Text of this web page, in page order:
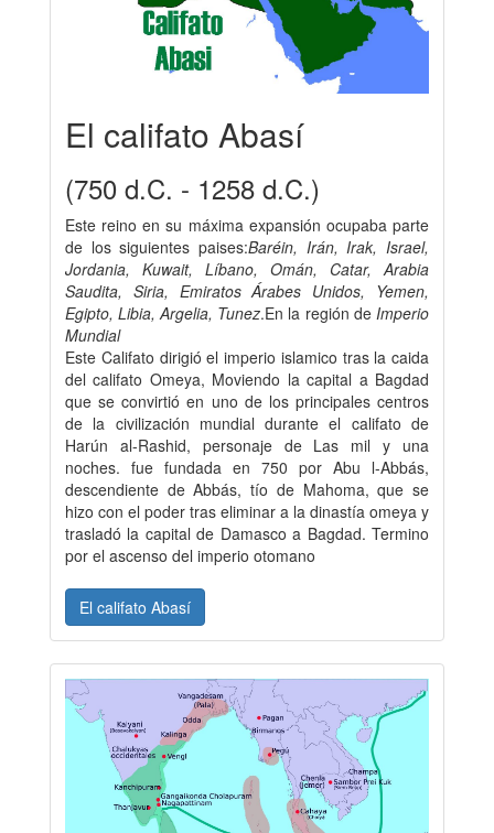
El califato Abasí
(750 d.C. - 1258 d.C.)
Este reino en su máxima expansión ocupaba parte
de los siguientes paises:Baréin, Irán, Irak, Israel,
Jordania, Kuwait, Líbano, Omán, Catar, Arabia
Saudita, Siria, Emiratos Árabes Unidos, Yemen,
Egipto, Libia, Argelia, Tunez.En la región de Imperio
Mundial
Este Califato dirigió el imperio islamico tras la caida
del califato Omeya, Moviendo la capital a Bagdad
que se convirtió en uno de los principales centros
de la civilización mundial durante el califato de
Harún al-Rashid, personaje de Las mil y una
noches. fue fundada en 750 por Abu l-Abbás,
descendiente de Abbás, tío de Mahoma, que se
hizo con el poder tras eliminar a la dinastía omeya y
trasladó la capital de Damasco a Bagdad. Termino
por el ascenso del imperio otomano
El califato Abasí